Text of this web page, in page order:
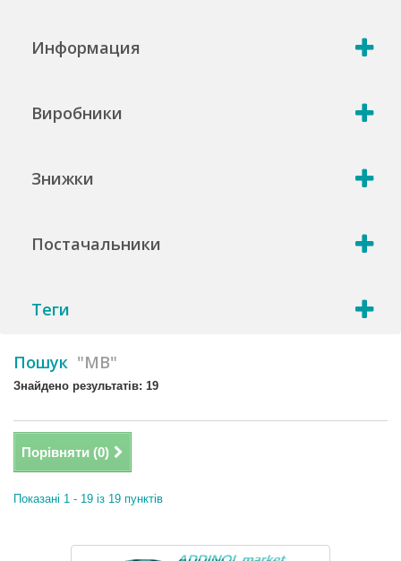
Информация
Виробники
Знижки
Постачальники
Теги
Пошук "MB"
Знайдено результатів: 19
Порівняти (0)
Показані 1 - 19 із 19 пунктів